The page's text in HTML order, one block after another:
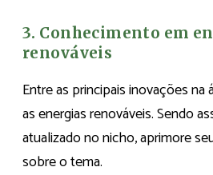
3. Conhecimento em
renováveis
Entre as principais inovações na
as energias renováveis. Sendo
atualizado no nicho, aprimore
sobre o tema.